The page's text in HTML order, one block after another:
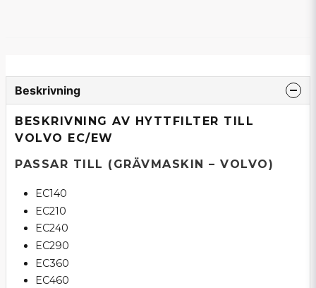
Beskrivning
BESKRIVNING AV HYTTFILTER TILL
VOLVO EC/EW
PASSAR TILL (GRÄVMASKIN – VOLVO)
EC140
EC210
EC240
EC290
EC360
EC460